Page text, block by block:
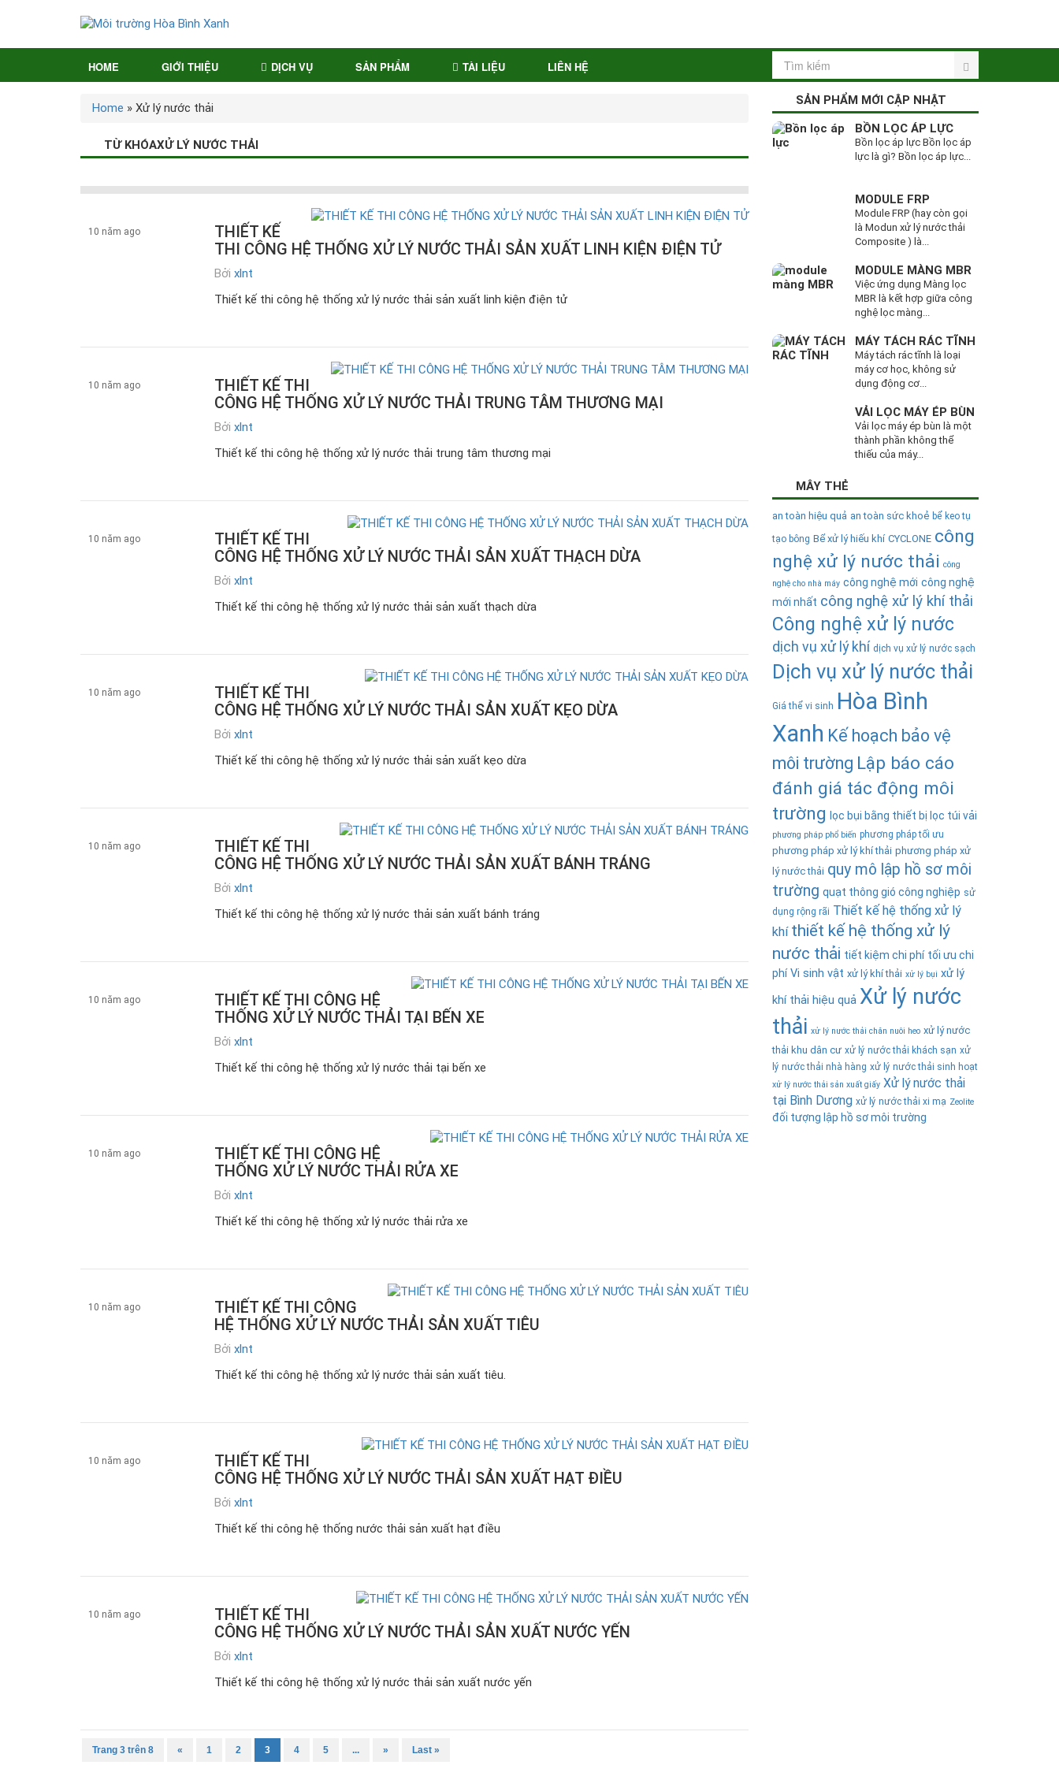
HOME GIỚI THIỆU DỊCH VỤ SẢN PHẨM TÀI LIỆU LIÊN HỆ
Home » Xử lý nước thải
TỪ KHÓAXỬ LÝ NƯỚC THẢI
THIẾT KẾ
THI CÔNG HỆ THỐNG XỬ LÝ NƯỚC THẢI SẢN XUẤT LINH KIỆN ĐIỆN TỬ
10 năm ago
Bởi xlnt
Thiết kế thi công hệ thống xử lý nước thải sản xuất linh kiện điện tử
THIẾT KẾ THI
CÔNG HỆ THỐNG XỬ LÝ NƯỚC THẢI TRUNG TÂM THƯƠNG MẠI
10 năm ago
Bởi xlnt
Thiết kế thi công hệ thống xử lý nước thải trung tâm thương mại
THIẾT KẾ THI
CÔNG HỆ THỐNG XỬ LÝ NƯỚC THẢI SẢN XUẤT THẠCH DỪA
10 năm ago
Bởi xlnt
Thiết kế thi công hệ thống xử lý nước thải sản xuất thạch dừa
THIẾT KẾ THI
CÔNG HỆ THỐNG XỬ LÝ NƯỚC THẢI SẢN XUẤT KẸO DỪA
10 năm ago
Bởi xlnt
Thiết kế thi công hệ thống xử lý nước thải sản xuất kẹo dừa
THIẾT KẾ THI
CÔNG HỆ THỐNG XỬ LÝ NƯỚC THẢI SẢN XUẤT BÁNH TRÁNG
10 năm ago
Bởi xlnt
Thiết kế thi công hệ thống xử lý nước thải sản xuất bánh tráng
THIẾT KẾ THI CÔNG HỆ
THỐNG XỬ LÝ NƯỚC THẢI TẠI BẾN XE
10 năm ago
Bởi xlnt
Thiết kế thi công hệ thống xử lý nước thải tại bến xe
THIẾT KẾ THI CÔNG HỆ
THỐNG XỬ LÝ NƯỚC THẢI RỬA XE
10 năm ago
Bởi xlnt
Thiết kế thi công hệ thống xử lý nước thải rửa xe
THIẾT KẾ THI CÔNG
HỆ THỐNG XỬ LÝ NƯỚC THẢI SẢN XUẤT TIÊU
10 năm ago
Bởi xlnt
Thiết kế thi công hệ thống xử lý nước thải sản xuất tiêu.
THIẾT KẾ THI
CÔNG HỆ THỐNG XỬ LÝ NƯỚC THẢI SẢN XUẤT HẠT ĐIỀU
10 năm ago
Bởi xlnt
Thiết kế thi công hệ thống nước thải sản xuất hạt điều
THIẾT KẾ THI
CÔNG HỆ THỐNG XỬ LÝ NƯỚC THẢI SẢN XUẤT NƯỚC YẾN
10 năm ago
Bởi xlnt
Thiết kế thi công hệ thống xử lý nước thải sản xuất nước yến
Trang 3 trên 8 « 1 2 3 4 5 ... » Last »
SẢN PHẨM MỚI CẬP NHẬT
BỒN LỌC ÁP LỰC
Bồn lọc áp lực Bồn lọc áp
lực là gì? Bồn lọc áp lực...
MODULE FRP
Module FRP (hay còn gọi
là Modun xử lý nước thải
Composite ) là...
MODULE MÀNG MBR
Việc ứng dụng Màng lọc
MBR là kết hợp giữa công
nghệ lọc màng...
MÁY TÁCH RÁC TĨNH
Máy tách rác tĩnh là loại
máy cơ học, không sử
dụng động cơ...
VẢI LỌC MÁY ÉP BÙN
Vải lọc máy ép bùn là một
thành phần không thể
thiếu của máy...
MÂY THẺ
an toàn hiệu quả an toàn sức khoẻ bể keo tụ
tạo bông Bể xử lý hiếu khí CYCLONE công
nghệ xử lý nước thải công
nghệ cho nhà máy công nghệ mới công nghệ
mới nhất công nghệ xử lý khí thải
Công nghệ xử lý nước
dịch vụ xử lý khí dịch vụ xử lý nước sạch
Dịch vụ xử lý nước thải
Giá thể vi sinh Hòa Bình
Xanh Kế hoạch bảo vệ
môi trường Lập báo cáo
đánh giá tác động môi
trường lọc bụi bằng thiết bị lọc túi vải
phương pháp phổ biến phương pháp tối ưu
phương pháp xử lý khí thải phương pháp xử
lý nước thải quy mô lập hồ sơ môi
trường quạt thông gió công nghiệp sử
dụng rộng rãi Thiết kế hệ thống xử lý
khí thiết kế hệ thống xử lý
nước thải tiết kiệm chi phí tối ưu chi
phí Vi sinh vật xử lý khí thải xử lý bụi xử lý
khí thải hiệu quả Xử lý nước
thải xử lý nước thải chăn nuôi heo xử lý nước
thải khu dân cư xử lý nước thải khách sạn xử
lý nước thải nhà hàng xử lý nước thải sinh hoạt
xử lý nước thải sản xuất giấy Xử lý nước thải
tại Bình Dương xử lý nước thải xi mạ Zeolite
đối tượng lập hồ sơ môi trường